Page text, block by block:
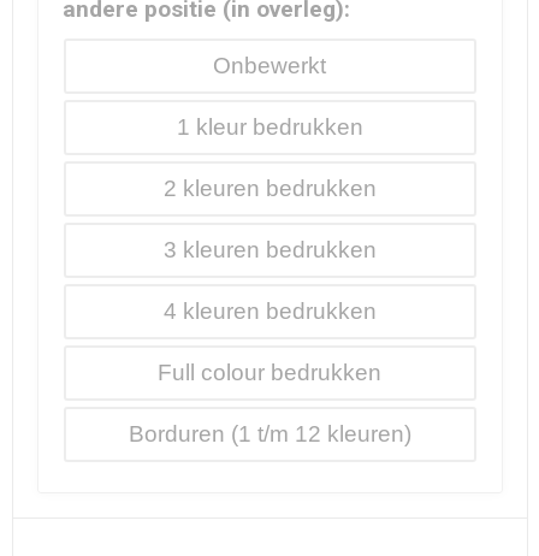
andere positie (in overleg):
Onbewerkt
1
2
3
4
Borduren
Full colour